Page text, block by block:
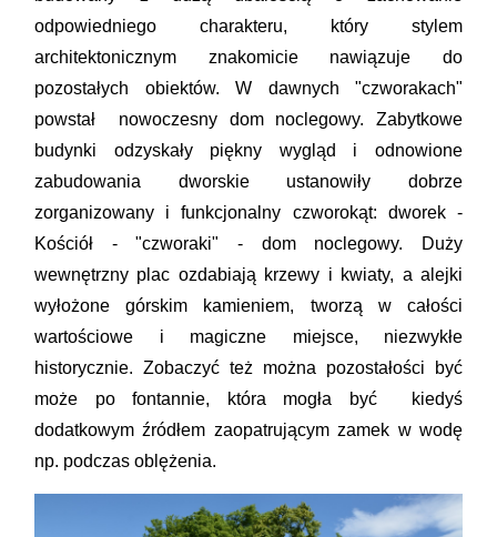
odpowiedniego charakteru, który stylem
architektonicznym znakomicie nawiązuje do
pozostałych obiektów. W dawnych "czworakach"
powstał nowoczesny dom noclegowy. Zabytkowe
budynki odzyskały piękny wygląd i odnowione
zabudowania dworskie ustanowiły dobrze
zorganizowany i funkcjonalny czworokąt: dworek -
Kościół - "czworaki" - dom noclegowy. Duży
wewnętrzny plac ozdabiają krzewy i kwiaty, a alejki
wyłożone górskim kamieniem, tworzą w całości
wartościowe i magiczne miejsce, niezwykłe
historycznie. Zobaczyć też można pozostałości być
może po fontannie, która mogła być kiedyś
dodatkowym źródłem zaopatrującym zamek w wodę
np. podczas oblężenia.